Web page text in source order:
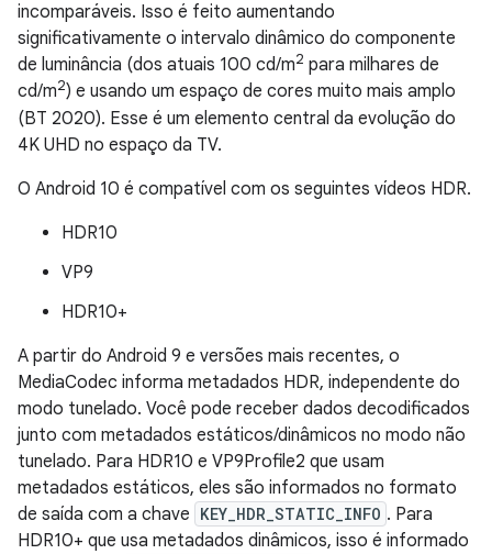
incomparáveis. Isso é feito aumentando
significativamente o intervalo dinâmico do componente
de luminância (dos atuais 100 cd/m2 para milhares de
cd/m2) e usando um espaço de cores muito mais amplo
(BT 2020). Esse é um elemento central da evolução do
4K UHD no espaço da TV.
O Android 10 é compatível com os seguintes vídeos HDR.
HDR10
VP9
HDR10+
A partir do Android 9 e versões mais recentes, o
MediaCodec informa metadados HDR, independente do
modo tunelado. Você pode receber dados decodificados
junto com metadados estáticos/dinâmicos no modo não
tunelado. Para HDR10 e VP9Profile2 que usam
metadados estáticos, eles são informados no formato
de saída com a chave KEY_HDR_STATIC_INFO . Para
HDR10+ que usa metadados dinâmicos, isso é informado